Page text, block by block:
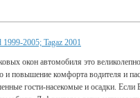
2005; Tagaz 2001
окон автомобиля это
и повышение комфорта водителя и
гости-насекомые и осадки.